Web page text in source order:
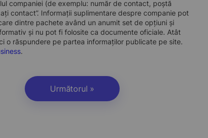
companiei (de exemplu: număr de contact, poștă
contact”. Informații suplimentare despre companie pot
dintre pachete având un anumit set de opțiuni și
și nu pot fi folosite ca documente oficiale. Atât
o răspundere pe partea informaților publicate pe site.
.
Următorul »